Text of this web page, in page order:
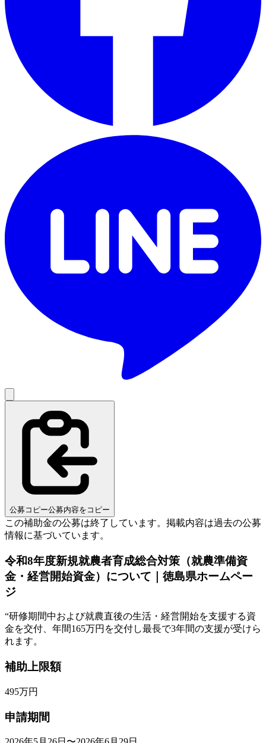
公募コピー公募内容をコピー
この補助金の公募は終了しています。 掲載内容は過去の公募
情報に基づいています。
令和8年度新規就農者育成総合対策（就農準備資
金・経営開始資金）について｜徳島県ホームペー
ジ
“研修期間中および就農直後の生活・経営開始を支援する資
金を交付、年間165万円を交付し最長で3年間の支援が受けら
れます。
補助上限額
495万円
申請期間